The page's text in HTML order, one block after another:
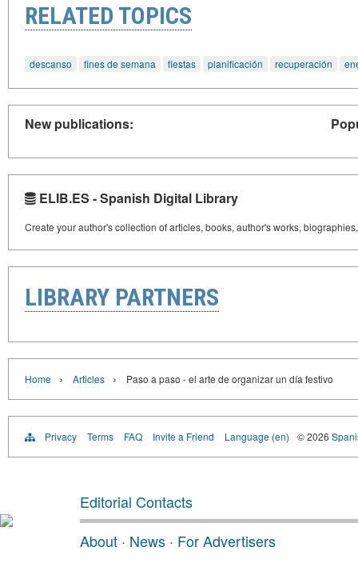
RELATED TOPICS
descanso fines de semana fiestas planificación recuperación
New publications:
ELIB.ES - Spanish Digital Library
Create your author's collection of articles, books, author's works,
LIBRARY PARTNERS
Home › Articles › Paso a paso - el arte de organizar un día festivo
Privacy Terms FAQ Invite a Friend Language (en) © 2026
Editorial Contacts
About · News · For Advertisers